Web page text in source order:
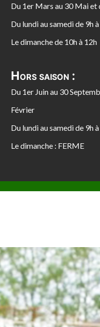
Du 1er Mars au 30 Mai
Du lundi au samedi de 9h
Le dimanche de 10h à 12h
Hors saison :
Du 1er Juin au 30
Février
Du lundi au samedi de 9h
Le dimanche : FERME